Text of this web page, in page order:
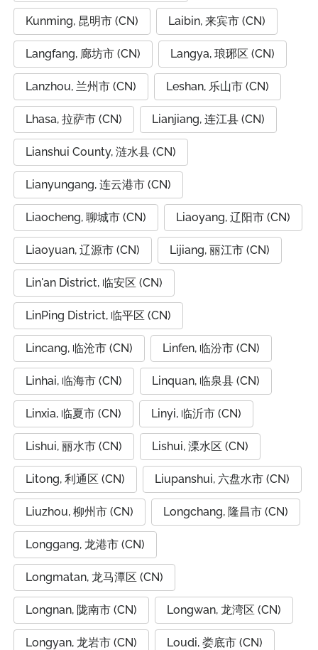
Kunming, 昆明市 (CN) Laibin, 来宾市 (CN)
Langfang, 廊坊市 (CN) Langya, 琅琊区 (CN)
Lanzhou, 兰州市 (CN) Leshan, 乐山市 (CN)
Lhasa, 拉萨市 (CN) Lianjiang, 连江县 (CN)
Lianshui County, 涟水县 (CN)
Lianyungang, 连云港市 (CN)
Liaocheng, 聊城市 (CN) Liaoyang, 辽阳市 (CN)
Liaoyuan, 辽源市 (CN) Lijiang, 丽江市 (CN)
Lin'an District, 临安区 (CN)
LinPing District, 临平区 (CN)
Lincang, 临沧市 (CN) Linfen, 临汾市 (CN)
Linhai, 临海市 (CN) Linquan, 临泉县 (CN)
Linxia, 临夏市 (CN) Linyi, 临沂市 (CN)
Lishui, 丽水市 (CN) Lishui, 溧水区 (CN)
Litong, 利通区 (CN) Liupanshui, 六盘水市 (CN)
Liuzhou, 柳州市 (CN) Longchang, 隆昌市 (CN)
Longgang, 龙港市 (CN)
Longmatan, 龙马潭区 (CN)
Longnan, 陇南市 (CN) Longwan, 龙湾区 (CN)
Longyan, 龙岩市 (CN) Loudi, 娄底市 (CN)